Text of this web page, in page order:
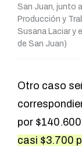
San Juan, junto
Producción y
Susana Laciar y
de San Juan)
Otro caso
por
casi $3.700